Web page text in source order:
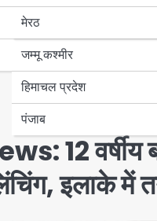
मेरठ
हरियाणा
जम्मू कश्मीर
हिमाचल प्रदेश
पंजाब
12 वर्षीय
इलाके में